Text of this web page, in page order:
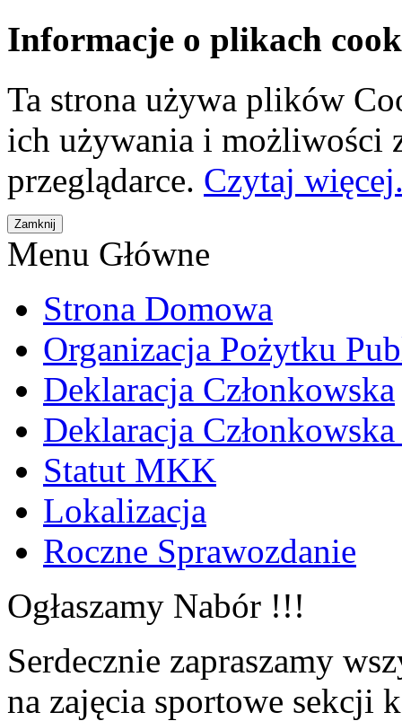
Informacje o plikach
Ta strona używa plików
ich używania i możliwości
przeglądarce. Czytaj
Menu Główne
Strona Domowa
Organizacja Pożytku
Deklaracja Członkowska
Deklaracja
Statut MKK
Lokalizacja
Roczne Sprawozdanie
Ogłaszamy Nabór !!!
Serdecznie zapraszamy
na zajęcia sportowe sekcji